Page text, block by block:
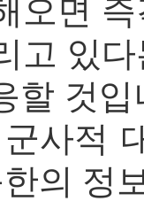
오면
고 있
할 것
사적
의 정